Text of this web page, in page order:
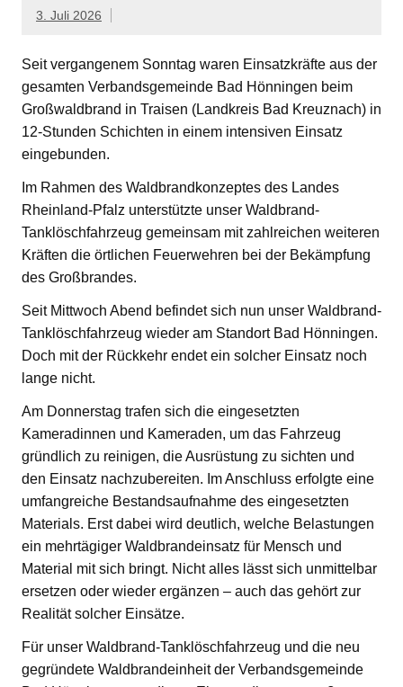
3. Juli 2026
Seit vergangenem Sonntag waren Einsatzkräfte aus der
gesamten Verbandsgemeinde Bad Hönningen beim
Großwaldbrand in Traisen (Landkreis Bad Kreuznach) in
12-Stunden Schichten in einem intensiven Einsatz
eingebunden.
Im Rahmen des Waldbrandkonzeptes des Landes
Rheinland-Pfalz unterstützte unser Waldbrand-
Tanklöschfahrzeug gemeinsam mit zahlreichen weiteren
Kräften die örtlichen Feuerwehren bei der Bekämpfung
des Großbrandes.
Seit Mittwoch Abend befindet sich nun unser Waldbrand-
Tanklöschfahrzeug wieder am Standort Bad Hönningen.
Doch mit der Rückkehr endet ein solcher Einsatz noch
lange nicht.
Am Donnerstag trafen sich die eingesetzten
Kameradinnen und Kameraden, um das Fahrzeug
gründlich zu reinigen, die Ausrüstung zu sichten und
den Einsatz nachzubereiten. Im Anschluss erfolgte eine
umfangreiche Bestandsaufnahme des eingesetzten
Materials. Erst dabei wird deutlich, welche Belastungen
ein mehrtägiger Waldbrandeinsatz für Mensch und
Material mit sich bringt. Nicht alles lässt sich unmittelbar
ersetzen oder wieder ergänzen – auch das gehört zur
Realität solcher Einsätze.
Für unser Waldbrand-Tanklöschfahrzeug und die neu
gegründete Waldbrandeinheit der Verbandsgemeinde